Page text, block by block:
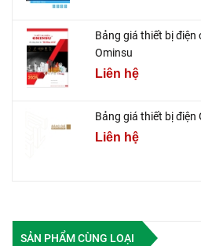
Bảng giá thiết bị điện
Ominsu
Liên hệ
Bảng giá thiết bị điện
Liên hệ
SẢN PHẨM CÙNG LOẠI